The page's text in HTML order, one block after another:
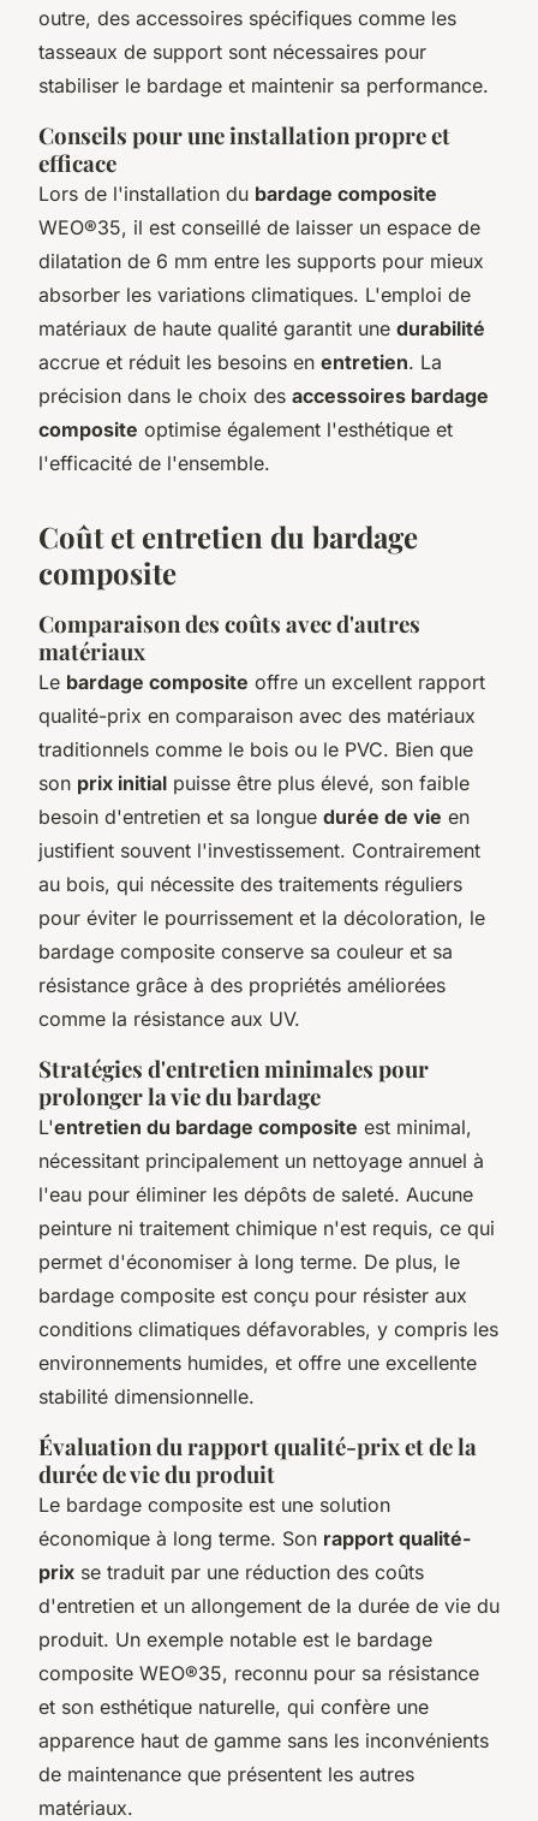
outre, des accessoires spécifiques comme les
tasseaux de support sont nécessaires pour
stabiliser le bardage et maintenir sa performance.
Conseils pour une installation propre et
efficace
Lors de l'installation du bardage composite
WEO®35, il est conseillé de laisser un espace de
dilatation de 6 mm entre les supports pour mieux
absorber les variations climatiques. L'emploi de
matériaux de haute qualité garantit une durabilité
accrue et réduit les besoins en entretien. La
précision dans le choix des accessoires bardage
composite optimise également l'esthétique et
l'efficacité de l'ensemble.
Coût et entretien du bardage
composite
Comparaison des coûts avec d'autres
matériaux
Le bardage composite offre un excellent rapport
qualité-prix en comparaison avec des matériaux
traditionnels comme le bois ou le PVC. Bien que
son prix initial puisse être plus élevé, son faible
besoin d'entretien et sa longue durée de vie en
justifient souvent l'investissement. Contrairement
au bois, qui nécessite des traitements réguliers
pour éviter le pourrissement et la décoloration, le
bardage composite conserve sa couleur et sa
résistance grâce à des propriétés améliorées
comme la résistance aux UV.
Stratégies d'entretien minimales pour
prolonger la vie du bardage
L'entretien du bardage composite est minimal,
nécessitant principalement un nettoyage annuel à
l'eau pour éliminer les dépôts de saleté. Aucune
peinture ni traitement chimique n'est requis, ce qui
permet d'économiser à long terme. De plus, le
bardage composite est conçu pour résister aux
conditions climatiques défavorables, y compris les
environnements humides, et offre une excellente
stabilité dimensionnelle.
Évaluation du rapport qualité-prix et de la
durée de vie du produit
Le bardage composite est une solution
économique à long terme. Son rapport qualité-
prix se traduit par une réduction des coûts
d'entretien et un allongement de la durée de vie du
produit. Un exemple notable est le bardage
composite WEO®35, reconnu pour sa résistance
et son esthétique naturelle, qui confère une
apparence haut de gamme sans les inconvénients
de maintenance que présentent les autres
matériaux.